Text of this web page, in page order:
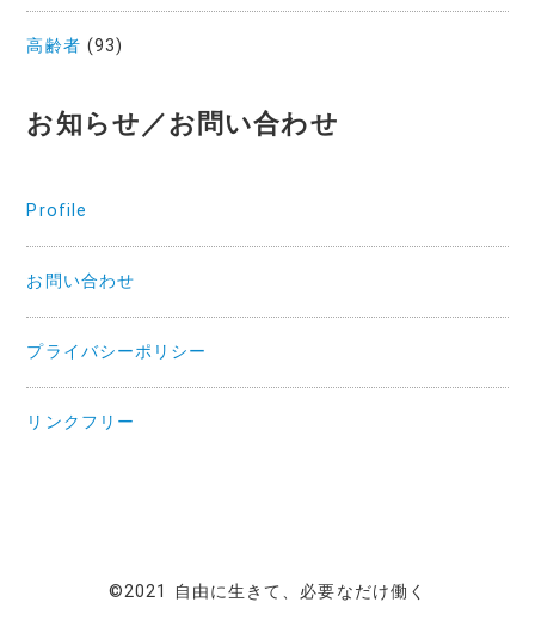
高齢者 (93)
お知らせ／お問い合わせ
Profile
お問い合わせ
プライバシーポリシー
リンクフリー
©2021 自由に生きて、必要なだけ働く